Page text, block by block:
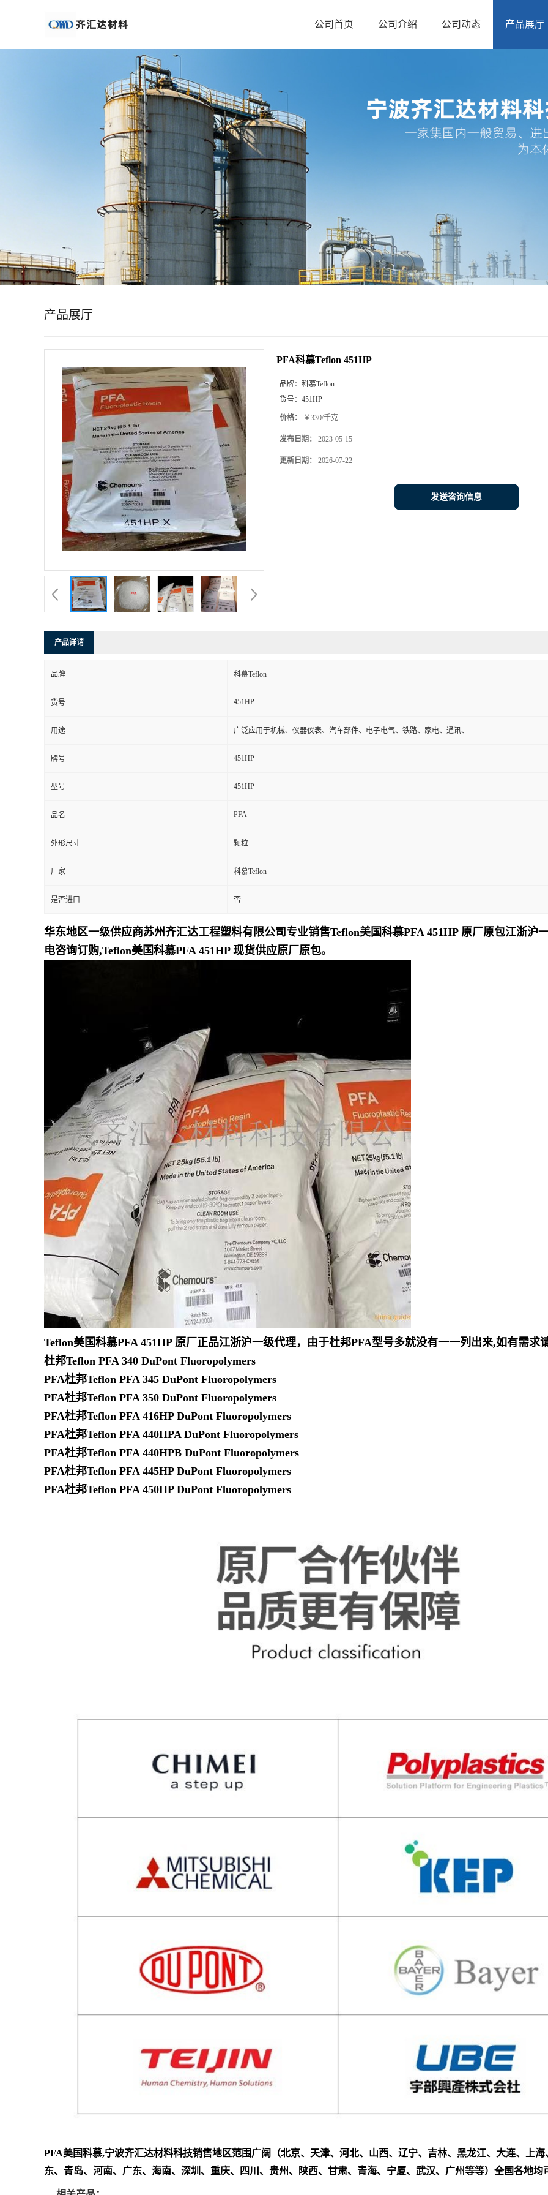
绍
公司首页 公司介绍 公司动态 产品展厅
产品展厅
PFA科慕Teflon 451HP
品牌： 科慕Teflon
货号： 451HP
价格： ￥330/千克
发布日期： 2023-05-15
更新日期： 2026-07-22
发送咨询信息
产品详请
品牌 科慕Teflon
货号 451HP
用途 广泛应用于机械、仪器仪表、汽车部件、电子电气、铁路、家电、通讯、
牌号 451HP
型号 451HP
品名 PFA
外形尺寸 颗粒
厂家 科慕Teflon
是否进口 否
华东地区一级供应商苏州齐汇达工程塑料有限公司专业销售Teflon美国科慕PFA 451HP 原厂原包江浙沪
电咨询订购,Teflon美国科慕PFA 451HP 现货供应原厂原包。
Teflon美国科慕PFA 451HP 原厂正品江浙沪一级代理，由于杜邦PFA型号多就没有一一列出来,如有需求
杜邦Teflon PFA 340 DuPont Fluoropolymers
PFA杜邦Teflon PFA 345 DuPont Fluoropolymers
PFA杜邦Teflon PFA 350 DuPont Fluoropolymers
PFA杜邦Teflon PFA 416HP DuPont Fluoropolymers
PFA杜邦Teflon PFA 440HPA DuPont Fluoropolymers
PFA杜邦Teflon PFA 440HPB DuPont Fluoropolymers
PFA杜邦Teflon PFA 445HP DuPont Fluoropolymers
PFA杜邦Teflon PFA 450HP DuPont Fluoropolymers
PFA美国科慕,宁波齐汇达材料科技销售地区范围广阔（北京、天津、河北、山西、辽宁、吉林、黑龙江、大连、上
东、青岛、河南、广东、海南、深圳、重庆、四川、贵州、陕西、甘肃、青海、宁厦、武汉、广州等等）全国各地均